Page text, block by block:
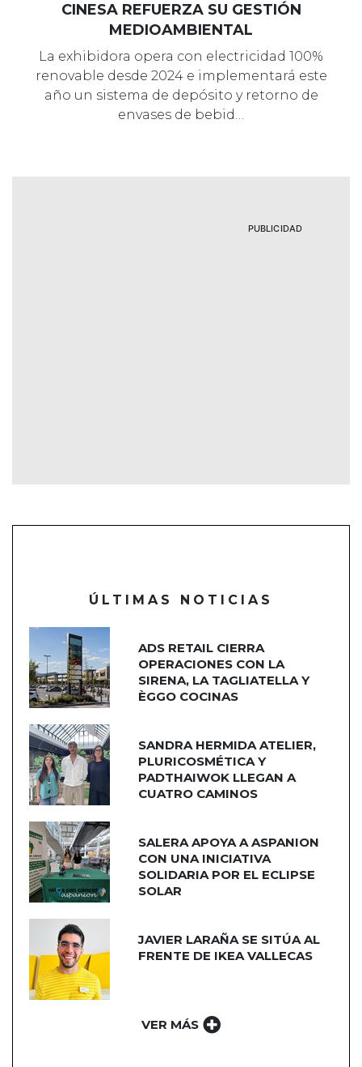
CINESA REFUERZA SU GESTIÓN
MEDIOAMBIENTAL
La exhibidora opera con electricidad 100%
renovable desde 2024 e implementará este
año un sistema de depósito y retorno de
envases de bebid…
PUBLICIDAD
ÚLTIMAS NOTICIAS
ADS RETAIL CIERRA
OPERACIONES CON LA
SIRENA, LA TAGLIATELLA Y
ÈGGO COCINAS
SANDRA HERMIDA ATELIER,
PLURICOSMÉTICA Y
PADTHAIWOK LLEGAN A
CUATRO CAMINOS
SALERA APOYA A ASPANION
CON UNA INICIATIVA
SOLIDARIA POR EL ECLIPSE
SOLAR
JAVIER LARAÑA SE SITÚA AL
FRENTE DE IKEA VALLECAS
VER MÁS